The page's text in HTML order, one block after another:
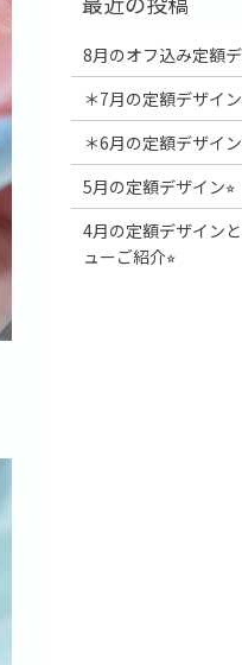
8月のオフ込み定額
＊7月の定額デザイ
＊6月の定額デザイ
5月の定額デザイン⭐︎
4月の定額デザイン
ューご紹介⭐︎